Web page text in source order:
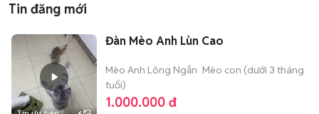
Tin đăng mới
Đàn Mèo Anh Lùn Cao
Mèo Anh Lông Ngắn Mèo con (dưới 3 tháng
tuổi)
1.000.000 đ